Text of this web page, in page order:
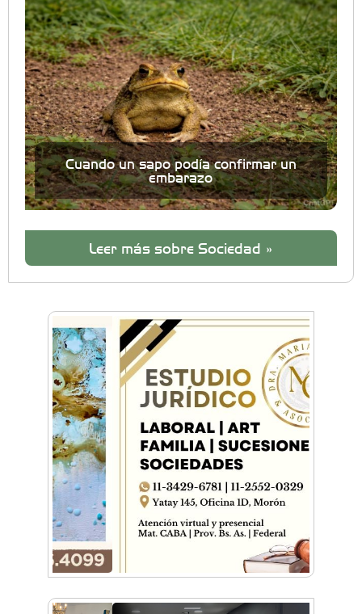
Cuando un sapo podía confirmar un
embarazo
Leer más sobre Sociedad »